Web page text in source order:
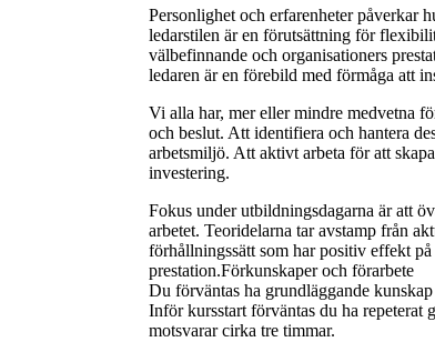
Personlighet och erfarenheter påverkar
ledarstilen är en förutsättning för
välbefinnande och organisationers
ledaren är en förebild med förmåga att
Vi alla har, mer eller mindre medvetna
och beslut. Att identifiera och hantera
arbetsmiljö. Att aktivt arbeta för att
investering.
Fokus under utbildningsdagarna är att
arbetet. Teoridelarna tar avstamp från
förhållningssätt som har positiv effekt
prestation.Förkunskaper och förarbete
Du förväntas ha grundläggande
Inför kursstart förväntas du ha
motsvarar cirka tre timmar.